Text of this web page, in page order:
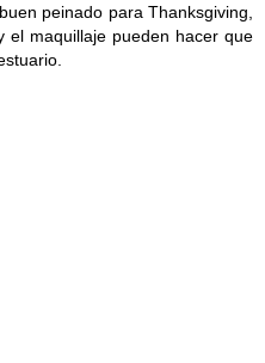
peinado para Thanksgiving
el maquillaje pueden hacer que